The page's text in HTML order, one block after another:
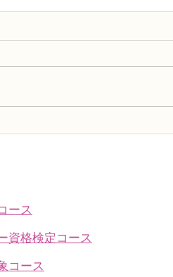
ース
資格検定コース
コース